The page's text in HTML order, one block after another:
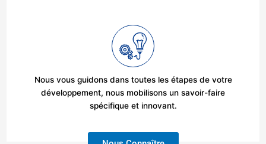
Nous vous guidons dans toutes les étapes de votre
développement, nous mobilisons un savoir-faire
spécifique et innovant.